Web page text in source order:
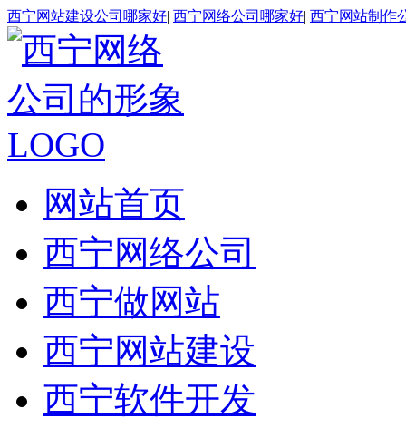
西宁网站建设公司哪家好| 西宁网络公司哪家好| 西宁网站制作
网站首页
西宁网络公司
西宁做网站
西宁网站建设
西宁软件开发